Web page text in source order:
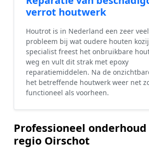
verrot houtwerk
Houtrot is in Nederland een zeer
probleem bij wat oudere houten
specialist freest het onbruikbare
weg en vult dit strak met epoxy
reparatiemiddelen. Na de
het betreffende houtwerk weer net
functioneel als voorheen.
Professioneel
regio Oirschot